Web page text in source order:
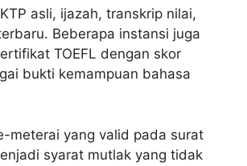
asli, ijazah, transkrip nilai,
Beberapa instansi juga
TOEFL dengan skor
bukti kemampuan bahasa
meterai yang valid pada surat
syarat mutlak yang tidak